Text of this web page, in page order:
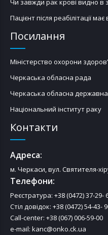
Пацієнт після реабілітації
Посилання
Міністерство охорони
Черкаська обласна рада
Черкаська обласна державна
Національний інститут раку
Контакти
Адреса:
м. Черкаси, вул. Святителя-
Телефони:
Реєстратура: +38 (0472) 37-29-
Стіл довідок: +38 (0472) 54-43-
Call-center: +38 (067) 006-59-00
e-mail: kanc@onko.ck.ua